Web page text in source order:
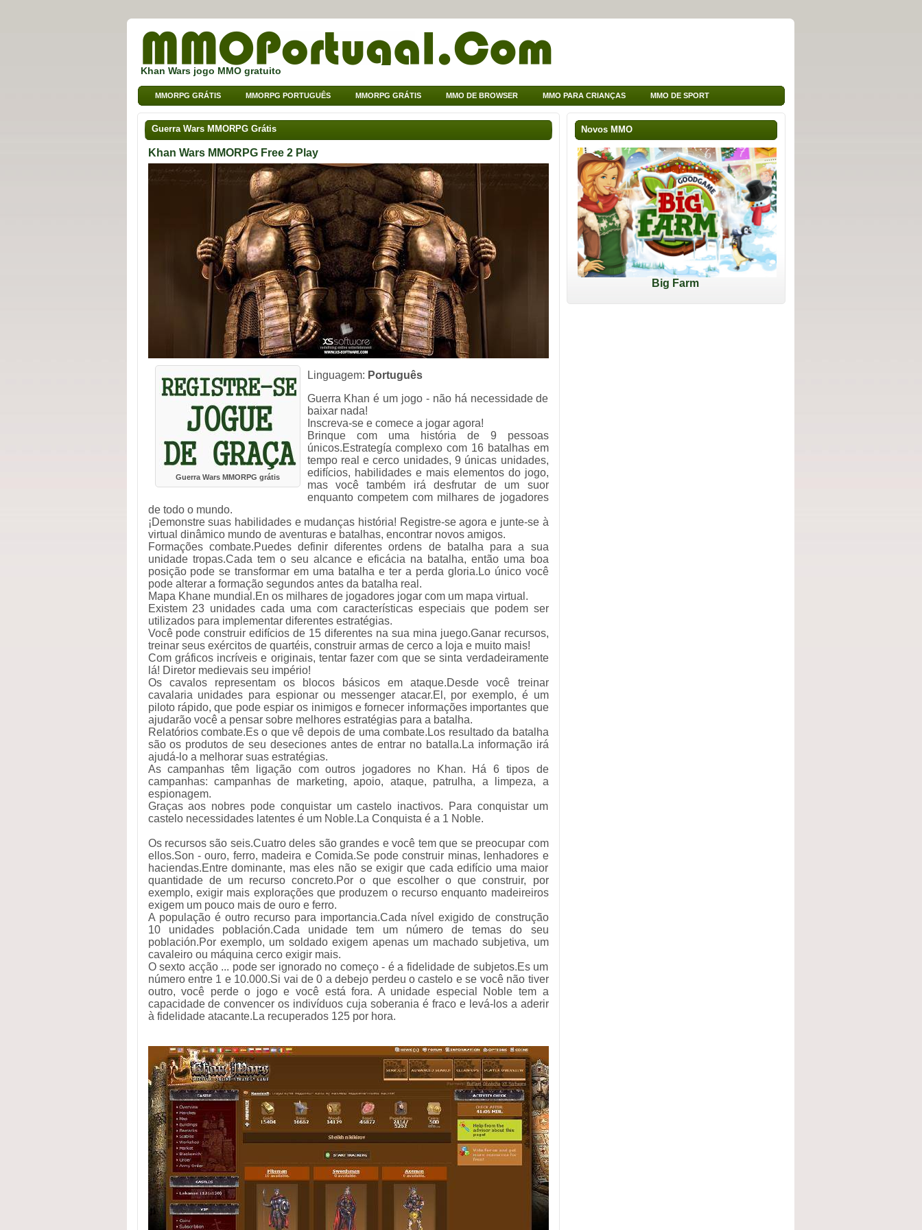
Khan Wars jogo MMO gratuito
MMORPG GRÁTIS MMORPG PORTUGUÊS MMORPG GRÁTIS MMO DE BROWSER MMO PARA CRIANÇAS MMO DE SPORT
Guerra Wars MMORPG Grátis
Khan Wars MMORPG Free 2 Play
Guerra Wars MMORPG grátis
Linguagem: Português
Guerra Khan é um jogo - não há necessidade de
baixar nada!
Inscreva-se e comece a jogar agora!
Brinque com uma história de 9 pessoas
únicos.Estrategía complexo com 16 batalhas em
tempo real e cerco unidades, 9 únicas unidades,
edifícios, habilidades e mais elementos do jogo,
mas você também irá desfrutar de um suor
enquanto competem com milhares de jogadores
de todo o mundo.
¡Demonstre suas habilidades e mudanças história! Registre-se agora e junte-se à
virtual dinâmico mundo de aventuras e batalhas, encontrar novos amigos.
Formações combate.Puedes definir diferentes ordens de batalha para a sua
unidade tropas.Cada tem o seu alcance e eficácia na batalha, então uma boa
posição pode se transformar em uma batalha e ter a perda gloria.Lo único você
pode alterar a formação segundos antes da batalha real.
Mapa Khane mundial.En os milhares de jogadores jogar com um mapa virtual.
Existem 23 unidades cada uma com características especiais que podem ser
utilizados para implementar diferentes estratégias.
Você pode construir edifícios de 15 diferentes na sua mina juego.Ganar recursos,
treinar seus exércitos de quartéis, construir armas de cerco a loja e muito mais!
Com gráficos incríveis e originais, tentar fazer com que se sinta verdadeiramente
lá! Diretor medievais seu império!
Os cavalos representam os blocos básicos em ataque.Desde você treinar
cavalaria unidades para espionar ou messenger atacar.El, por exemplo, é um
piloto rápido, que pode espiar os inimigos e fornecer informações importantes que
ajudarão você a pensar sobre melhores estratégias para a batalha.
Relatórios combate.Es o que vê depois de uma combate.Los resultado da batalha
são os produtos de seu deseciones antes de entrar no batalla.La informação irá
ajudá-lo a melhorar suas estratégias.
As campanhas têm ligação com outros jogadores no Khan. Há 6 tipos de
campanhas: campanhas de marketing, apoio, ataque, patrulha, a limpeza, a
espionagem.
Graças aos nobres pode conquistar um castelo inactivos. Para conquistar um
castelo necessidades latentes é um Noble.La Conquista é a 1 Noble.
Os recursos são seis.Cuatro deles são grandes e você tem que se preocupar com
ellos.Son - ouro, ferro, madeira e Comida.Se pode construir minas, lenhadores e
haciendas.Entre dominante, mas eles não se exigir que cada edifício uma maior
quantidade de um recurso concreto.Por o que escolher o que construir, por
exemplo, exigir mais explorações que produzem o recurso enquanto madeireiros
exigem um pouco mais de ouro e ferro.
A população é outro recurso para importancia.Cada nível exigido de construção
10 unidades población.Cada unidade tem um número de temas do seu
población.Por exemplo, um soldado exigem apenas um machado subjetiva, um
cavaleiro ou máquina cerco exigir mais.
O sexto acção ... pode ser ignorado no começo - é a fidelidade de subjetos.Es um
número entre 1 e 10.000.Si vai de 0 a debejo perdeu o castelo e se você não tiver
outro, você perde o jogo e você está fora. A unidade especial Noble tem a
capacidade de convencer os indivíduos cuja soberania é fraco e levá-los a aderir
à fidelidade atacante.La recuperados 125 por hora.
Novos MMO
Big Farm